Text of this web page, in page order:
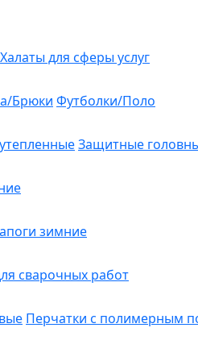
Халаты для сферы услуг
Брюки Футболки/Поло
Защитные
зимние
сварочных работ
Перчатки с полимерным